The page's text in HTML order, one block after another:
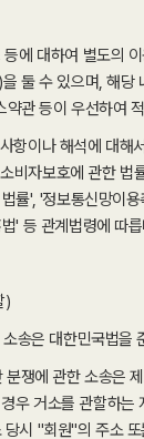
에 대하여 별도의
둘 수 있으며, 해당
관 등이 우선하여
항이나 해석에 대해
비자보호에 관한 법
률', '정보통신망이
' 등 관계법령에 따
)
송은 대한민국법을
쟁에 관한 소송은
우 거소를 관할하는
시 "회원"의 주소 또